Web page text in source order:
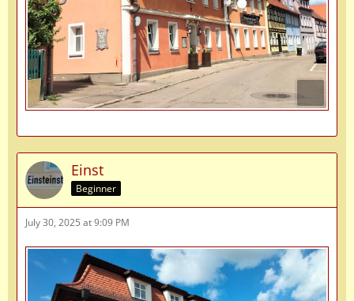
Einst
Beginner
July 30, 2025 at 9:09 PM